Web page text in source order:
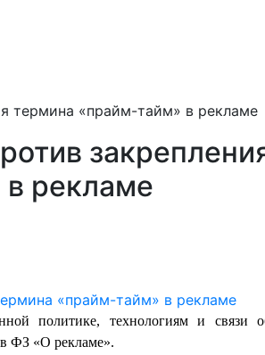
термина «прайм-тайм» в рекламе
рекламе
политике, технологиям и связи
ФЗ «О рекламе».